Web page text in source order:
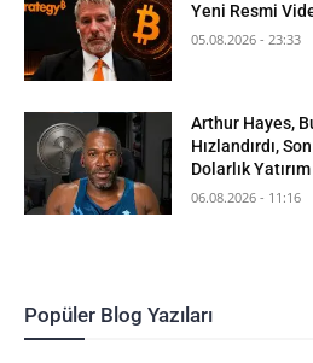
Yeni Resmi
05.08.2026 - 23:33
Arthur Hayes,
Hızlandırdı,
Dolarlık
06.08.2026 - 11:16
Popüler Blog Yazıları